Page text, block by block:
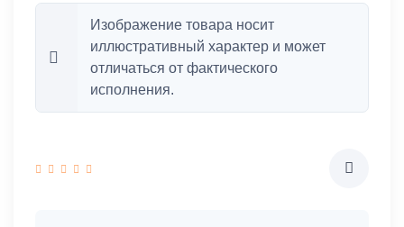
Изображение товара носит
иллюстративный характер и может
отличаться от фактического
исполнения.